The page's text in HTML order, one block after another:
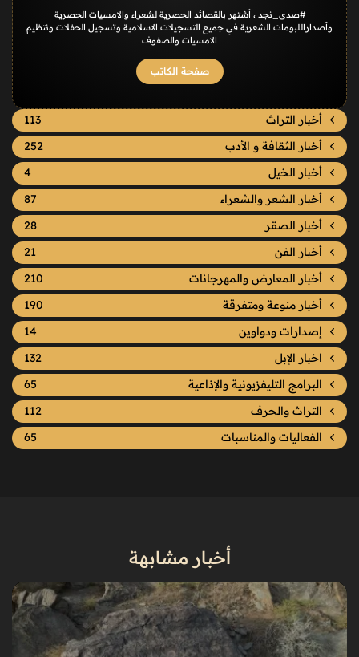
#صدى_نجد ، أشتهر بالقصائد الحصرية لشعراء والامسيات الحصرية
وأصداراللبومات الشعرية في جميع التسجيلات الاسلامية وتسجيل الحفلات ونتظيم
الامسيات والصفوف
صفحة الكاتب
أخبار التراث
113
أخبار الثقافة و الأدب
252
أخبار الخيل
4
أخبار الشعر والشعراء
87
أخبار الصقر
28
أخبار الفن
21
أخبار المعارض والمهرجانات
210
أخبار منوعة ومتفرقة
190
إصدارات ودواوين
14
اخبار الإبل
132
البرامج التليفزيونية والإذاعية
65
التراث والحرف
112
الفعاليات والمناسبات
65
أخبار مشابهة